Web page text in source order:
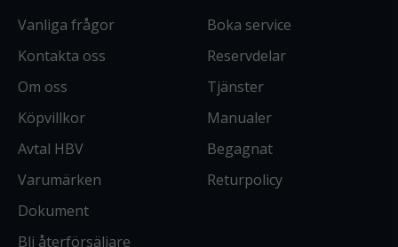
Vanliga frågor
Kontakta oss
Om oss
Köpvillkor
Avtal HBV
Varumärken
Dokument
Bli återförsäljare
Boka service
Reservdelar
Tjänster
Manualer
Begagnat
Returpolicy